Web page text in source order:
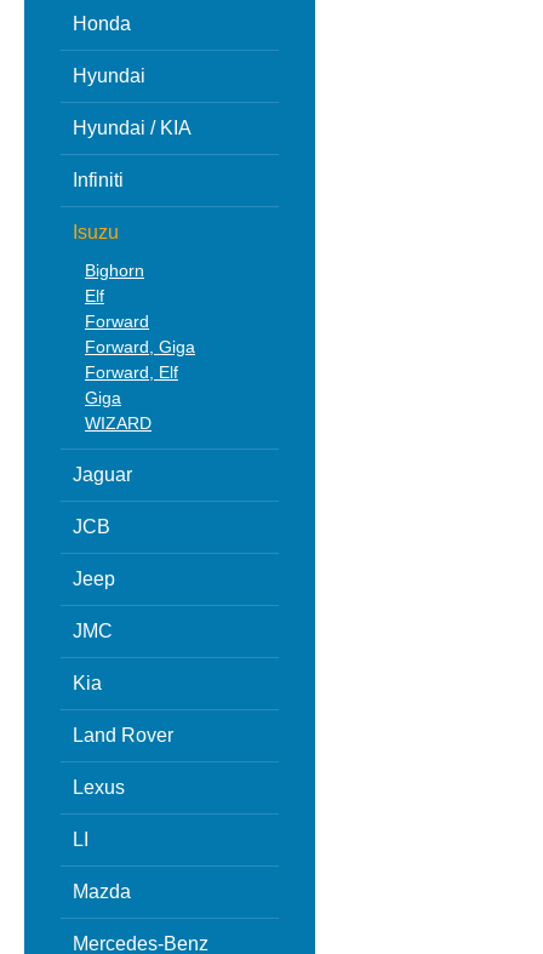
Honda
Hyundai
Hyundai / KIA
Infiniti
Isuzu
Bighorn
Elf
Forward
Forward, Giga
Forward, Elf
Giga
WIZARD
Jaguar
JCB
Jeep
JMC
Kia
Land Rover
Lexus
LI
Mazda
Mercedes-Benz